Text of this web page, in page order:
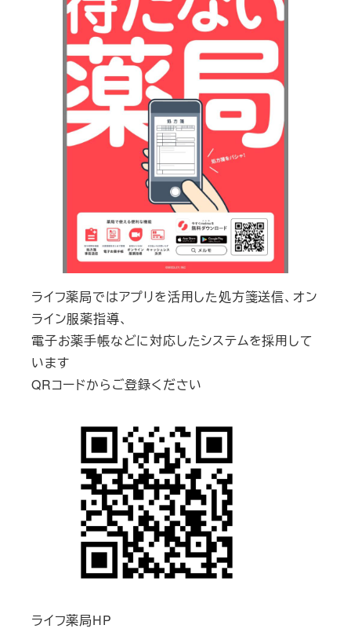
ライフ薬局ではアプリを活用した処方箋送信、オン
ライン服薬指導、
電子お薬手帳などに対応したシステムを採用して
います
QRコードからご登録ください
ライフ薬局HP